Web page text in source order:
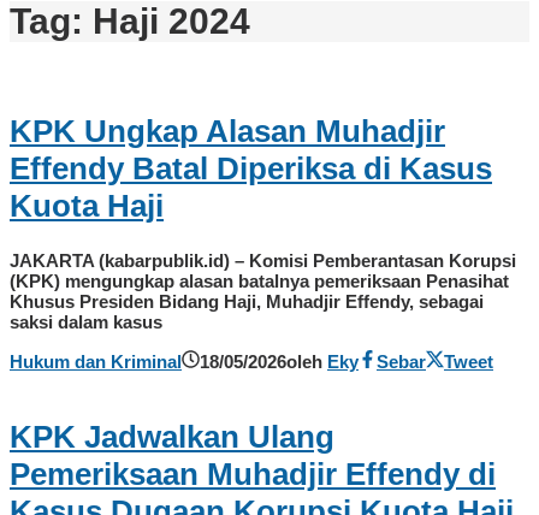
Tag: Haji 2024
KPK Ungkap Alasan Muhadjir
Effendy Batal Diperiksa di Kasus
Kuota Haji
JAKARTA (kabarpublik.id) – Komisi Pemberantasan Korupsi
(KPK) mengungkap alasan batalnya pemeriksaan Penasihat
Khusus Presiden Bidang Haji, Muhadjir Effendy, sebagai
saksi dalam kasus
Hukum dan Kriminal
18/05/2026oleh Eky Sebar Tweet
KPK Jadwalkan Ulang
Pemeriksaan Muhadjir Effendy di